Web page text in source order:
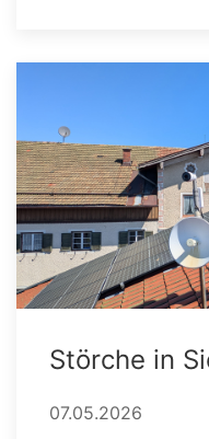
Störche in
07.05.2026